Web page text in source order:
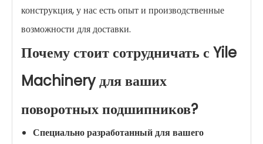
конструкция, у нас есть опыт и производственные
возможности для доставки.
Почему стоит сотрудничать с Yile
Machinery для ваших
поворотных подшипников?
Специально разработанный для вашего